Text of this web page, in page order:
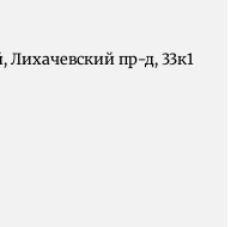
Лихачевский пр-д, 33к1